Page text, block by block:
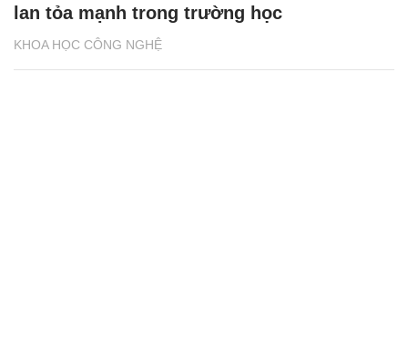
KHOA HỌC CÔNG NGHỆ
lan tỏa mạnh trong trường học